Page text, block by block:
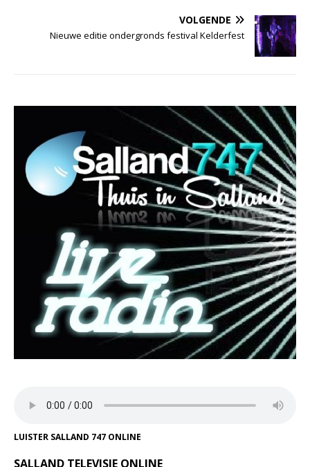
VOLGENDE
Nieuwe editie ondergronds festival Kelderfest
LUISTER SALLAND 747 ONLINE
SALLAND TELEVISIE ONLINE